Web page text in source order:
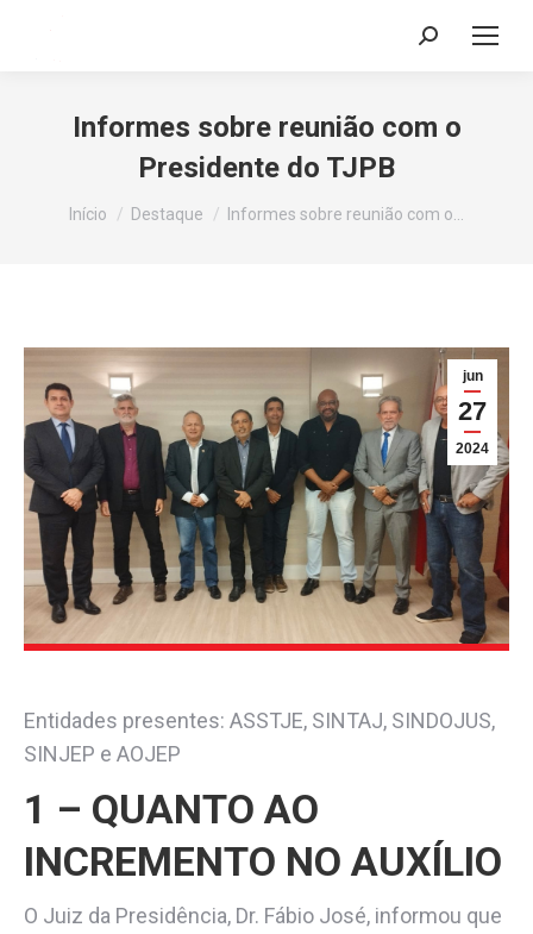
Search:
Informes sobre reunião com o
Presidente do TJPB
Você está aqui:
Início Destaque Informes sobre reunião com o…
jun
27
2024
Entidades presentes: ASSTJE, SINTAJ, SINDOJUS,
SINJEP e AOJEP
1 – QUANTO AO
INCREMENTO NO AUXÍLIO
O Juiz da Presidência, Dr. Fábio José, informou que